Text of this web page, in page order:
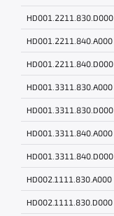
HD001.2211.830.D000
HD001.2211.840.A000
HD001.2211.840.D000
HD001.3311.830.A000
HD001.3311.830.D000
HD001.3311.840.A000
HD001.3311.840.D000
HD002.1111.830.A000
HD002.1111.830.D000